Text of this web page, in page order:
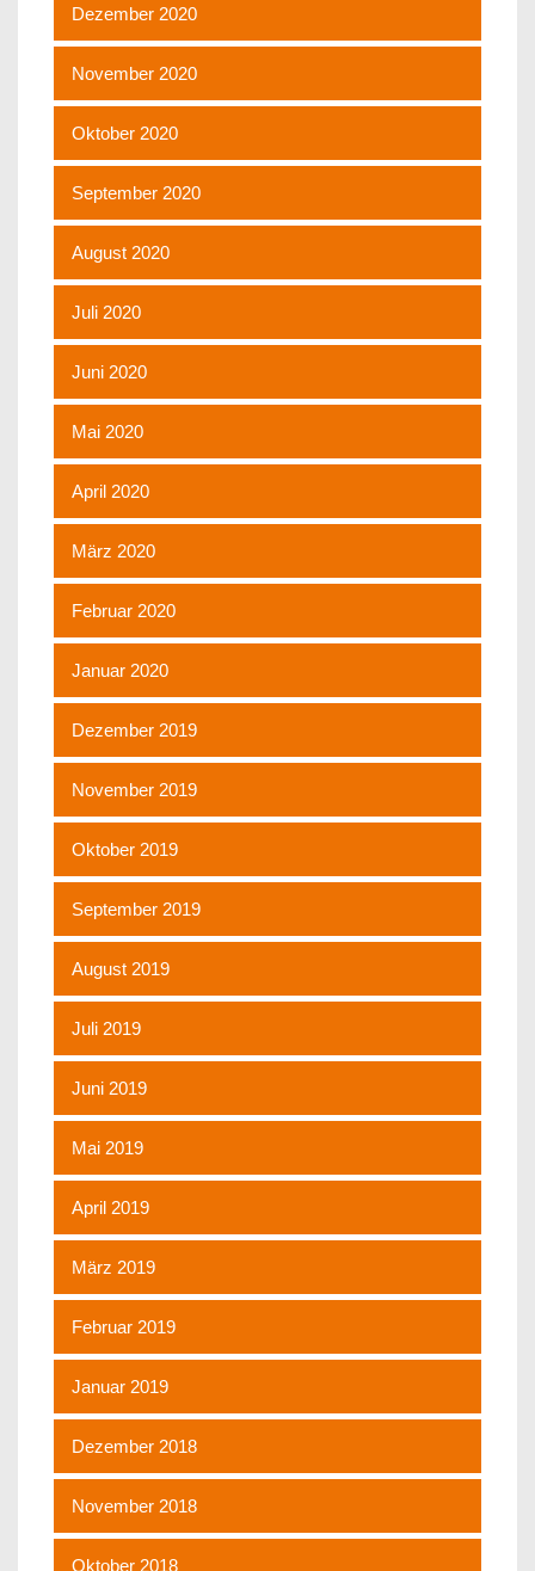
Dezember 2020
November 2020
Oktober 2020
September 2020
August 2020
Juli 2020
Juni 2020
Mai 2020
April 2020
März 2020
Februar 2020
Januar 2020
Dezember 2019
November 2019
Oktober 2019
September 2019
August 2019
Juli 2019
Juni 2019
Mai 2019
April 2019
März 2019
Februar 2019
Januar 2019
Dezember 2018
November 2018
Oktober 2018